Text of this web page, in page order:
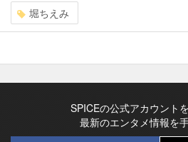
堀ちえみ
SPICEの公式アカウント
最新のエンタメ情報を